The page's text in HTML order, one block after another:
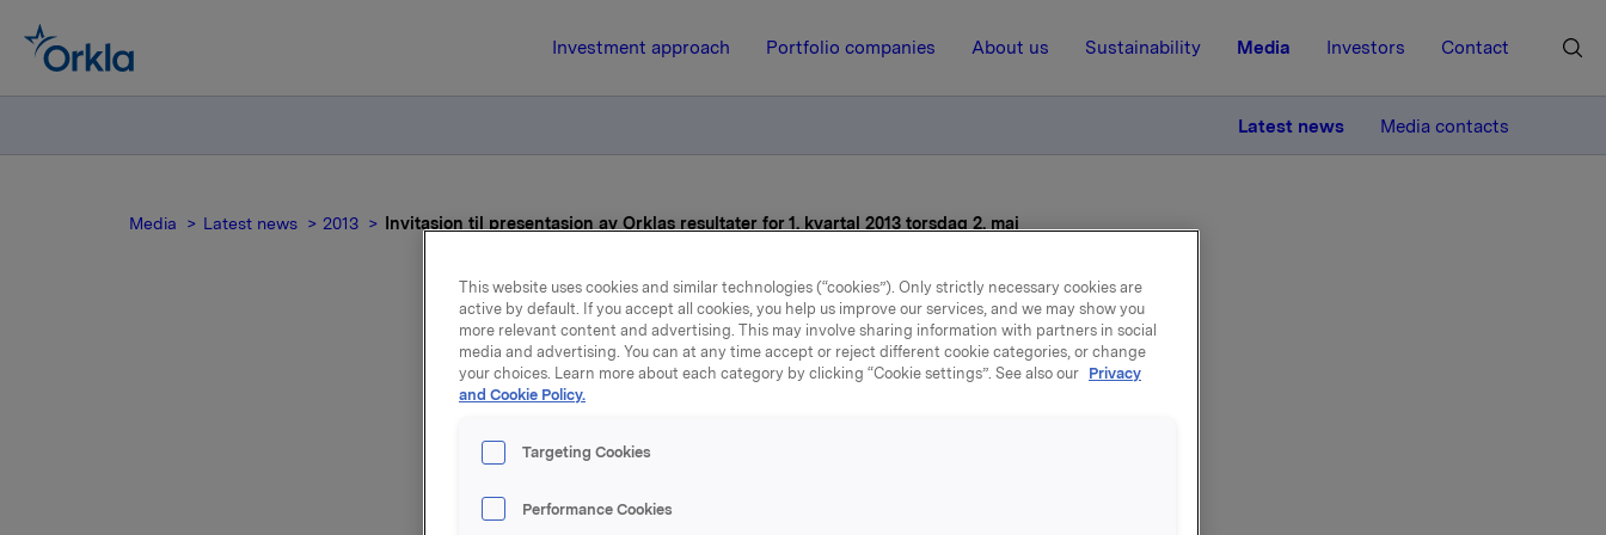
Investment approach Portfolio companies About us Sustainability Media Investors Contact
Latest news Media contacts
Media Latest news 2013 Invitasjon til presentasjon av Orklas resultater for 1. kvartal 2013 torsdag 2. mai
24 April 2013, 8:01
Invitasjon til presentasjon av
Orklas resultater for 1. kvartal
2013 torsdag 2. mai
This website uses cookies and similar technologies (“cookies”). Only strictly necessary cookies are
active by default. If you accept all cookies, you help us improve our services, and we may show you
more relevant content and advertising. This may involve sharing information with partners in social
media and advertising. You can at any time accept or reject different cookie categories, or change
your choices. Learn more about each category by clicking “Cookie settings”. See also our Privacy
and Cookie Policy.
Targeting Cookies
Performance Cookies